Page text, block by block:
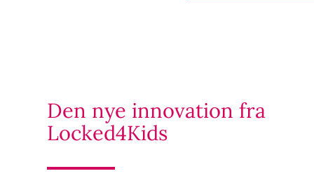
Den nye innovation fra
Locked4Kids